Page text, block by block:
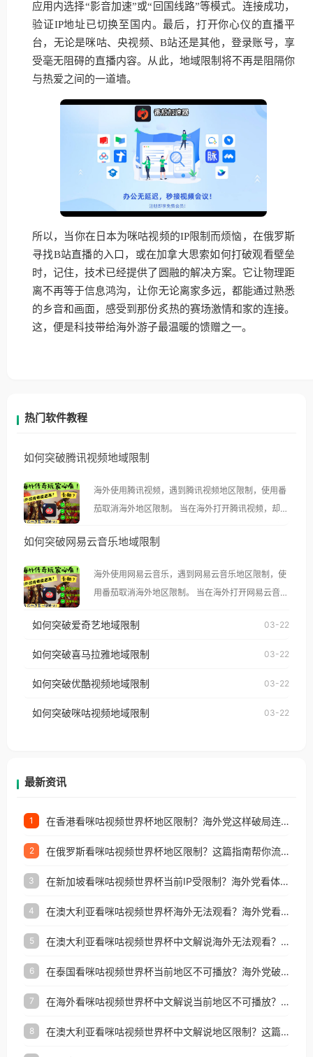
应用内选择“影音加速”或“回国线路”等模式。连接成功，
验证IP地址已切换至国内。最后，打开你心仪的直播平
台，无论是咪咕、央视频、B站还是其他，登录账号，享
受毫无阻碍的直播内容。从此，地域限制将不再是阻隔你
与热爱之间的一道墙。
所以，当你在日本为咪咕视频的IP限制而烦恼，在俄罗斯
寻找B站直播的入口，或在加拿大思索如何打破观看壁垒
时，记住，技术已经提供了圆融的解决方案。它让物理距
离不再等于信息鸿沟，让你无论离家多远，都能通过熟悉
的乡音和画面，感受到那份炙热的赛场激情和家的连接。
这，便是科技带给海外游子最温暖的馈赠之一。
热门软件教程
如何突破腾讯视频地域限制
海外使用腾讯视频，遇到腾讯视频地区限制，使用番
茄取消海外地区限制。 当在海外打开腾讯视频，却突
示语。 海外用户如香港、澳门、台湾、美国、加拿
像其他音乐平台一样，出现地区及版权限制问题，且
仅能在中国大陆地区播放。 遇到这个问题的朋友们，
使用番茄回国加速器，即可解决「海外用户收听腾讯
台湾、美国、加拿大、澳大利亚、欧洲等国家和地区
权限制所困扰。
如何突破网易云音乐地域限制
海外使用网易云音乐，遇到网易云音乐地区限制，使
用番茄取消海外地区限制。 当在海外打开网易云音
播放”的提示语。 海外用户如香港、澳门、台湾、美
国、加拿大、澳大利亚、欧洲等国家和地区时，网易
制问题，且仅能在中国大陆地区播放。 遇到这个问题
户收听网易云音乐地区版权限制」的问题，无论人在
如何突破爱奇艺地域限制 03-22
如何突破喜马拉雅地域限制 03-22
如何突破优酷视频地域限制 03-22
如何突破咪咕视频地域限制 03-22
最新资讯
1 在香港看咪咕视频世界杯地区限制？海外党这样破局连看7天不卡顿！
2 在俄罗斯看咪咕视频世界杯地区限制？这篇指南帮你流畅看中文解说赛事
3 在新加坡看咪咕视频世界杯当前IP受限制？海外党看体育赛事的终极破局指南
4 在澳大利亚看咪咕视频世界杯海外无法观看？海外党看国内体育直播的终极解法
5 在澳大利亚看咪咕视频世界杯中文解说海外无法观看？这篇指南帮你搞定所有体育直播难题
6 在泰国看咪咕视频世界杯当前地区不可播放？海外党破局看中文解说赛事指南
7 在海外看咪咕视频世界杯中文解说当前地区不可播放？这篇指南帮你搞定所有体育赛事直播难题
8 在澳大利亚看咪咕视频世界杯中文解说地区限制？这篇指南帮你搞定海外观赛难题